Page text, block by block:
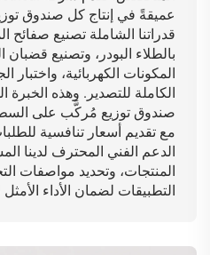
عميقةً في إنتاج كل صندوق
قدراتنا الشاملة تصنيع صفائح
بالطلاء البودر، وتصنيع
المكونات الكهربائية،
الكاملة للتصدير. وهذه
صندوق توزيع مُركَّب على
مع تقديم أسعار تنافسية
الدعم الفني المحترف لدينا
المنتجات، وتحديد مواصفات
التطبيقات لضمان الأداء الأمثل